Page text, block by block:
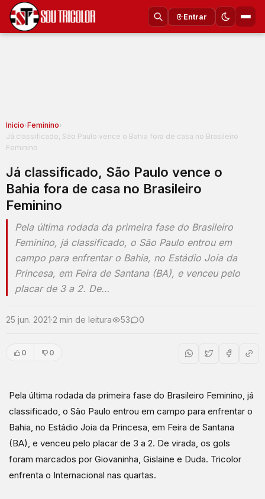
Entrar
Inicio›Feminino›
Já classificado, São Paulo vence o Bahia fora de casa no Brasileiro
Feminino
Já classificado, São Paulo vence o
Bahia fora de casa no Brasileiro
Feminino
Pela última rodada da primeira fase do Brasileiro
Feminino, já classificado, o São Paulo entrou em
campo para enfrentar o Bahia, no Estádio Joia da
Princesa, em Feira de Santana (BA), e venceu pelo
placar de 3 a 2. De…
25 jun. 2021·2 min de leitura 53 0
0 0
Pela última rodada da primeira fase do Brasileiro Feminino, já
classificado, o São Paulo entrou em campo para enfrentar o
Bahia, no Estádio Joia da Princesa, em Feira de Santana
(BA), e venceu pelo placar de 3 a 2. De virada, os gols
foram marcados por Giovaninha, Gislaine e Duda. Tricolor
enfrenta o Internacional nas quartas.